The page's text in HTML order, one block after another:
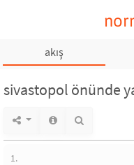
akış
sivastopol önünde
1.